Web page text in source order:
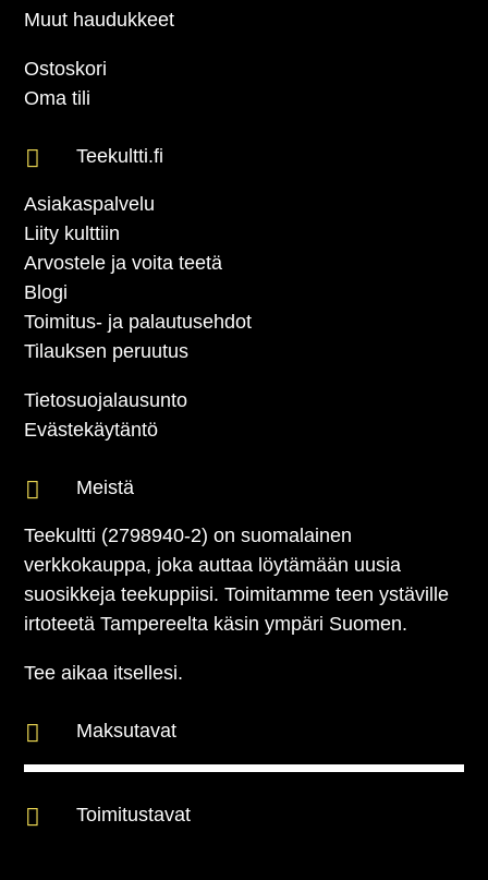
Muut haudukkeet
Ostoskori
Oma tili
 Teekultti.fi
Asiakaspalvelu
Liity kulttiin
Arvostele ja voita teetä
Blogi
Toimitus- ja palautusehdot
Tilauksen peruutus
Tietosuojalausunto
Evästekäytäntö
 Meistä
Teekultti (2798940-2) on suomalainen
verkkokauppa, joka auttaa löytämään uusia
suosikkeja teekuppiisi. Toimitamme teen ystäville
irtoteetä Tampereelta käsin ympäri Suomen.
Tee aikaa itsellesi.
 Maksutavat
 Toimitustavat